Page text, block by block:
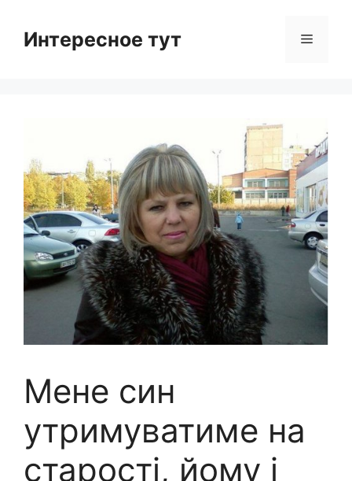
contentИнтересное тут Menu
Мене син
утримуватиме на
старості, йому і